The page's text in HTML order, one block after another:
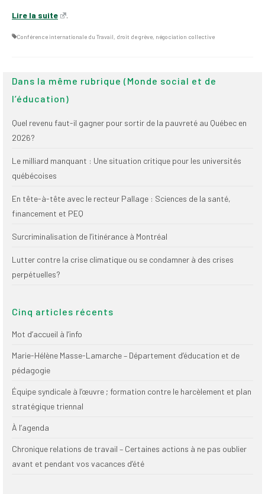
Vignettes
SPPEUQAM@ctualités
Négociation
SCCUQ@
Lire la suite .
Conférence internationale du Travail, droit de grève, négociation collective
Dans la même rubrique (Monde social et de
l’éducation)
Quel revenu faut-il gagner pour sortir de la pauvreté au Québec en
2026?
Le milliard manquant : Une situation critique pour les universités
québécoises
En tête-à-tête avec le recteur Pallage : Sciences de la santé,
financement et PEQ
Surcriminalisation de l’itinérance à Montréal
Lutter contre la crise climatique ou se condamner à des crises
perpétuelles?
Cinq articles récents
Mot d’accueil à l’info
Marie-Hélène Masse-Lamarche – Département d’éducation et de
pédagogie
Équipe syndicale à l’œuvre ; formation contre le harcèlement et plan
stratégique triennal
À l’agenda
Chronique relations de travail – Certaines actions à ne pas oublier
avant et pendant vos vacances d’été